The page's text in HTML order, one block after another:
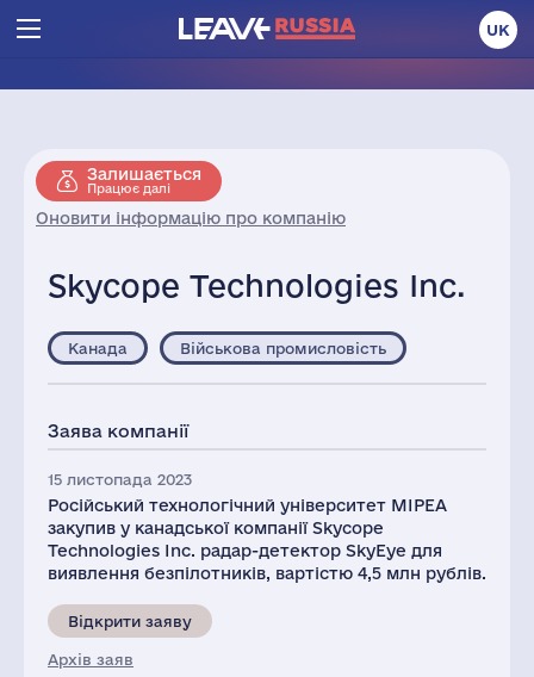
UK
Залишається
Працює далі
Оновити інформацію про компанію
Skycope Technologies Inc.
Канада Військова промисловість
Заява компанії
15 листопада 2023
Російський технологічний університет МІРЕА
закупив у канадської компанії Skycope
Technologies Inc. радар-детектор SkyEye для
виявлення безпілотників, вартістю 4,5 млн рублів.
Відкрити заяву
Архів заяв